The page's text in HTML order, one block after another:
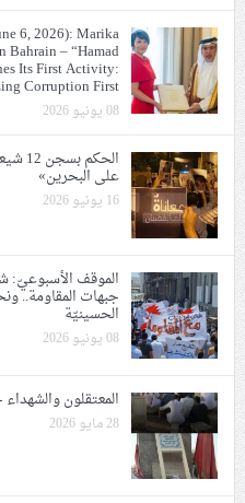
6, 2026): Marika
Bahrain – “Hamad
Its First Activity:
Corruption First
08 يونيو 2026
الحكم
على البحرين»
16 يونيو 2026
الموقف الأسبوعيّ:
جبهات المقاومة..
الحسينيّة
08 يونيو 2026
المعتقلون
28 مايو 2026